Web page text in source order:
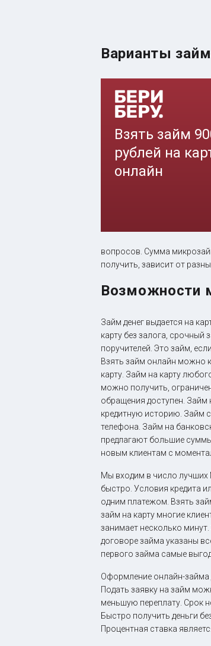
Варианты
вопросов. Сумма
получить, зависит от
Возможности
Займ денег выдается на
карту без залога,
поручителей. Это займ,
Взять займ онлайн можно
карту. Займ на карту
можно получить,
обращения доступен. Займ
кредитную историю. Займ
телефона. Займ на
предлагают большие
новым клиентам с
Мы входим в число лучших
быстро. Условия кредита
одним платежом. Взять
займ на карту многие
занимает несколько
договоре займа указаны
первого займа самые
Оформление онлайн-займа
Подать заявку на займ
меньшую переплату. Срок
Быстро получить деньги
Процентная ставка